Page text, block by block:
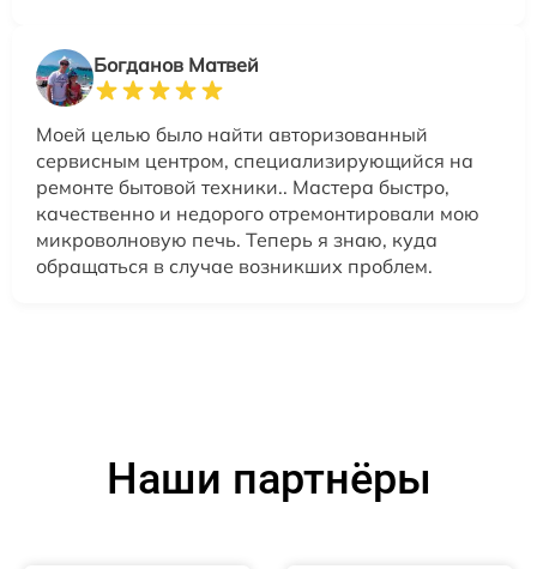
Богданов Матвей
Моей целью было найти авторизованный
сервисным центром, специализирующийся на
ремонте бытовой техники.. Мастера быстро,
качественно и недорого отремонтировали мою
микроволновую печь. Теперь я знаю, куда
обращаться в случае возникших проблем.
Наши партнёры